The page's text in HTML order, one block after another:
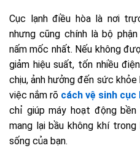
Cục lạnh điều hòa là nơi
nhưng cũng chính là bộ
nấm mốc nhất. Nếu không
giảm hiệu suất, tốn nhiều
chịu, ảnh hưởng đến sức khỏe
việc nắm rõ cách vệ sinh cục
chỉ giúp máy hoạt động
mang lại bầu không khí
sống của bạn.